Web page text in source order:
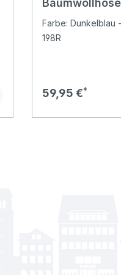
Farbe: Dunkelblau
198R
Regulärer Preis:
59,95 €